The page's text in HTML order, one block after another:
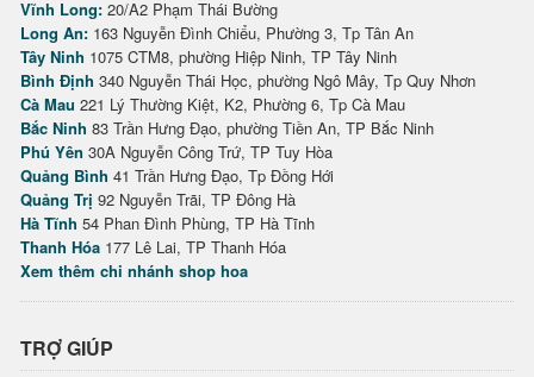
Vĩnh Long: 20/A2 Phạm Thái Bường
Long An: 163 Nguyễn Đình Chiểu, Phường 3, Tp Tân An
Tây Ninh 1075 CTM8, phường Hiệp Ninh, TP Tây Ninh
Bình Định 340 Nguyễn Thái Học, phường Ngô Mây, Tp Quy Nhơn
Cà Mau 221 Lý Thường Kiệt, K2, Phường 6, Tp Cà Mau
Bắc Ninh 83 Trần Hưng Đạo, phường Tiền An, TP Bắc Ninh
Phú Yên 30A Nguyễn Công Trứ, TP Tuy Hòa
Quảng Bình 41 Trần Hưng Đạo, Tp Đồng Hới
Quảng Trị 92 Nguyễn Trãi, TP Đông Hà
Hà Tĩnh 54 Phan Đình Phùng, TP Hà Tĩnh
Thanh Hóa 177 Lê Lai, TP Thanh Hóa
Xem thêm chi nhánh shop hoa
TRỢ GIÚP